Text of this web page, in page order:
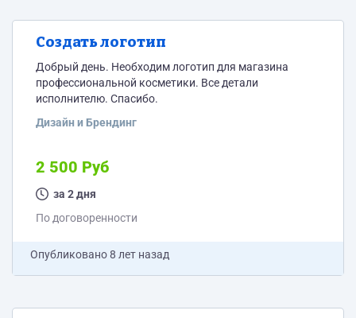
Создать логотип
Добрый день. Необходим логотип для магазина
профессиональной косметики. Все детали
исполнителю. Спасибо.
Дизайн и Брендинг
2 500 Руб
за 2 дня
По договоренности
Опубликовано8 лет назад